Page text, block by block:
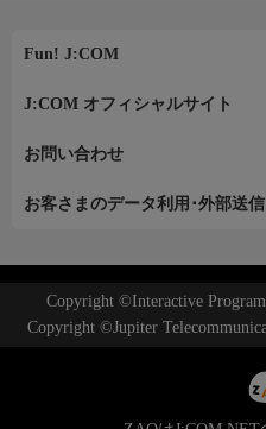
Fun! J:COM
J:COM オフィシャルサイト
お問い合わせ
お客さまのデータ利用･外部送
Copyright ©Interactive
Copyright ©Jupiter